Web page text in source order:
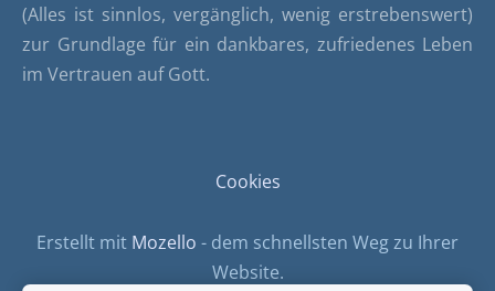
(Alles ist sinnlos, vergänglich, wenig erstrebenswert)
zur Grundlage für ein dankbares, zufriedenes Leben
im Vertrauen auf Gott.
Cookies
Erstellt mit Mozello - dem schnellsten Weg zu Ihrer
Website.